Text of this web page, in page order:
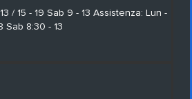
/ 15 - 19 Sab 9 - 13 Assistenza: Lun -
Sab 8:30 - 13